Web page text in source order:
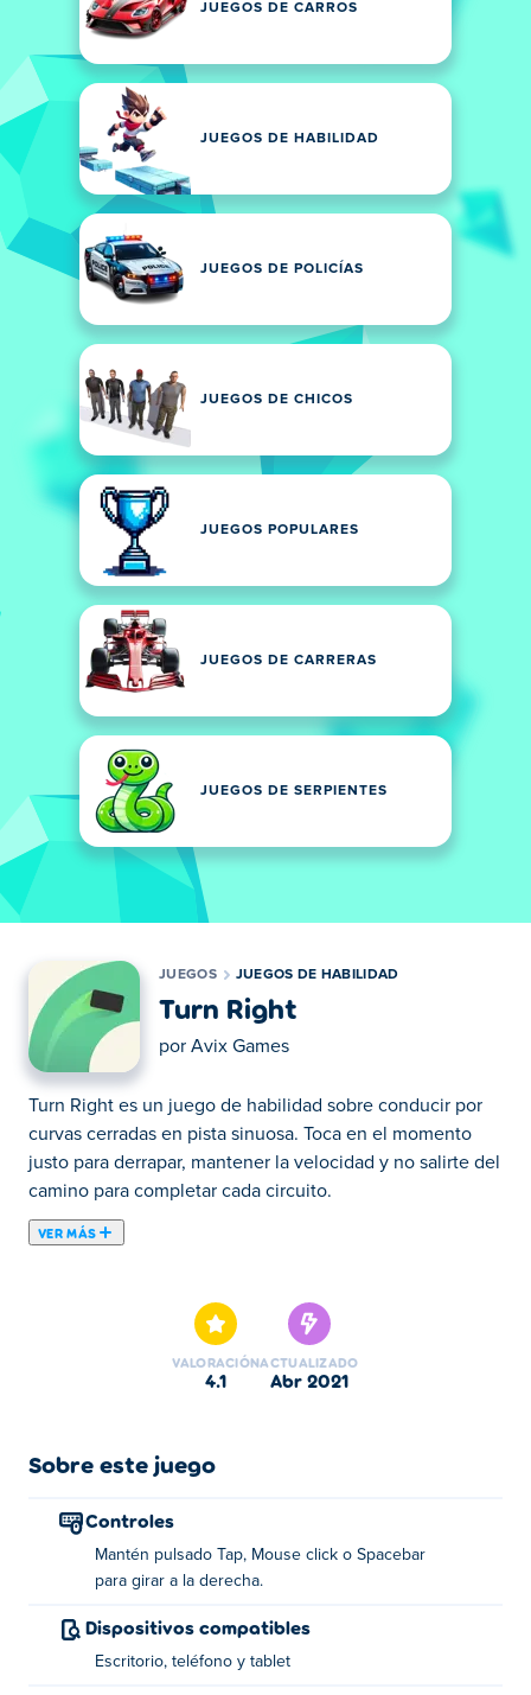
JUEGOS DE CARROS
JUEGOS DE HABILIDAD
JUEGOS DE POLICÍAS
JUEGOS DE CHICOS
JUEGOS POPULARES
JUEGOS DE CARRERAS
JUEGOS DE SERPIENTES
JUEGOS JUEGOS DE HABILIDAD
Turn Right
por Avix Games
Turn Right es un juego de habilidad sobre conducir por
curvas cerradas en pista sinuosa. Toca en el momento
justo para derrapar, mantener la velocidad y no salirte del
camino para completar cada circuito.
VER MÁS
e intenta completar tantas vueltas como puedas en una
pista de carreras de forma ovalada. Solo puedes girar a la
derecha en este juego y no puedes reposicionar el auto
para el mejor juego de coches minimalista de la web?
Cómo jugar:
Controla el coche y completa tantas vueltas como
puedas girando solo a la derecha. ¡Evite chocar el auto!
Girar a la derecha: (mantener presionado) Toque, clic
izquierdo del mouse o barra espaciadora
VALORACIÓN
4.1
ACTUALIZADO
abr 2021
Sobre este juego
Controles
Mantén pulsado Tap, Mouse click o Spacebar
para girar a la derecha.
Dispositivos compatibles
Escritorio, teléfono y tablet